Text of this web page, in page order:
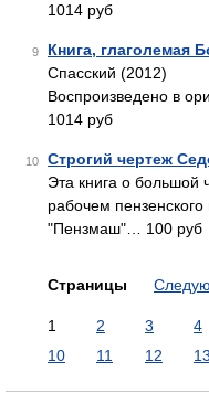
1014 руб
9 Книга, глаголемая
Спасский (2012)
Воспроизведено в
1014 руб
10 Строгий чертеж
Эта книга о большой
рабочем
"Пензмаш"… 100 руб
Страницы
1 2 3 4
10
11 12 13